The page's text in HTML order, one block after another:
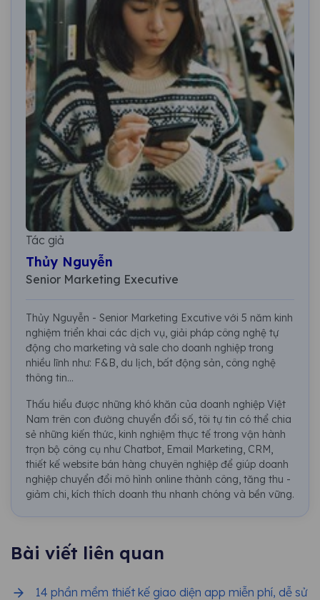
Tác giả
Thủy Nguyễn
Senior Marketing Executive
Thủy Nguyễn - Senior Marketing Excutive với 5 năm kinh
nghiệm triển khai các dịch vụ, giải pháp công nghệ tự
động cho marketing và sale cho doanh nghiệp trong
nhiều lĩnh như: F&B, du lịch, bất động sản, công nghệ
thông tin...
Thấu hiểu được những khó khăn của doanh nghiệp Việt
Nam trên con đường chuyển đổi số, tôi tự tin có thể chia
sẻ những kiến thức, kinh nghiệm thực tế trong vận hành
trọn bộ công cụ như Chatbot, Email Marketing, CRM,
thiết kế website bán hàng chuyên nghiệp để giúp doanh
nghiệp chuyển đổi mô hình online thành công, tăng thu -
giảm chi, kích thích doanh thu nhanh chóng và bền vững.
Bài viết liên quan
14 phần mềm thiết kế giao diện app miễn phí, dễ sử